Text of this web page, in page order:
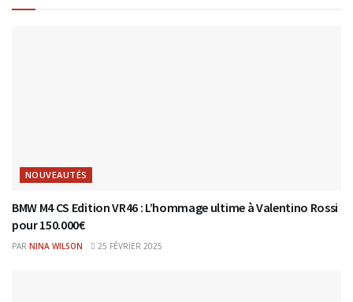
NOUVEAUTÉS
BMW M4 CS Edition VR46 : L’hommage ultime à Valentino Rossi
pour 150.000€
PAR NINA WILSON 25 FÉVRIER 2025